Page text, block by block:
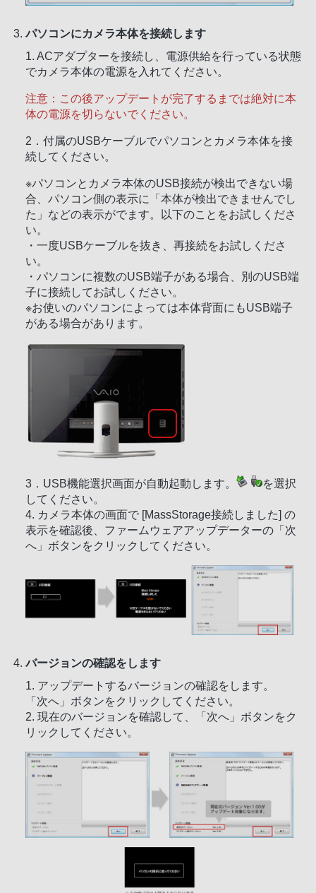
ェアを廃棄するものとし、ソニーが要求する場合
るものとします。
第９条 （MPEG-4に関する注意）
本製品は、MPEG LA, LLC.がライセンス活動を行
っているMPEG-4 VISUAL PATENT PORTFOLIO
LICENSEの下、次の用途に限りライセンスされて
いません。：
(i) 消費者が個人的、非営利の使用目的で、MPEG-
Videoといいます)にエンコードすること。
(ii)MPEG-4 Video（消費者が個人的に非営利目的で
エンコードしたもの、もしくはMPEG LAよりライ
センスを取得したプロバイダーがエンコードした
ものに限られま す）をデコードすること。プロモ
ーション、営利目的に利用することに関する詳細
な情報につきましては、MPEG LA, LLC.のホーム
ページ≪http://www.mpegla.com≫をご参照下さ
い。
第１０条（その他）
１． 本契約の一部が法律によって無効となった場
合でも、当該条項以外は有効に存続するものとし
２． 本契約に定めなき事項もしくは本契約の解釈
に疑義を生じた場合には、ソニー、使用者は誠意
をもって協議し、解決するものとします。
クリック下さい。
パソコンにカメラ本体を接続します
1. ACアダプターを接続し、電源供給を行っている状態
でカメラ本体の電源を入れてください。
注意：この後アップデートが完了するまでは絶対に本
体の電源を切らないでください。
2．付属のUSBケーブルでパソコンとカメラ本体を接
続してください。
※パソコンとカメラ本体のUSB接続が検出できない場
合、パソコン側の表示に「本体が検出できませんでし
た」などの表示がでます。以下のことをお試しくださ
い。
・一度USBケーブルを抜き、再接続をお試しくださ
い。
・パソコンに複数のUSB端子がある場合、別のUSB端
子に接続してお試しください。
※お使いのパソコンによっては本体背面にもUSB端子
がある場合があります。
3．USB機能選択画面が自動起動します。
を選択
してください。
4. カメラ本体の画面で [MassStorage接続しました] の
表示を確認後、ファームウェアアップデーターの「次
へ」ボタンをクリックしてください。
バージョンの確認をします
1. アップデートするバージョンの確認をします。
「次へ」ボタンをクリックしてください。
2. 現在のバージョンを確認して、「次へ」ボタンをク
リックしてください。